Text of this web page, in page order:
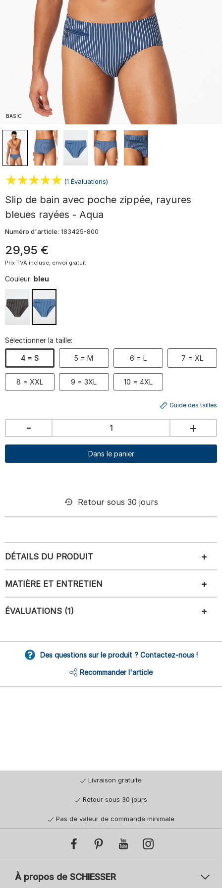
BASIC
(1 Évaluations)
Slip de bain avec poche zippée, rayures
bleues rayées - Aqua
Numéro d'article: 183425-800
29,95 €
Prix TVA incluse, envoi gratuit.
Couleur: bleu
Sélectionner la taille:
4 = S 5 = M 6 = L 7 = XL
8 = XXL 9 = 3XL 10 = 4XL
Guide des tailles
- +
Dans le panier
Retour sous 30 jours
DÉTAILS DU PRODUIT
MATIÈRE ET ENTRETIEN
ÉVALUATIONS (1)
Des questions sur le produit ? Contactez-nous !
Recommander l'article
Livraison gratuite
Retour sous 30 jours
Pas de valeur de commande minimale
À propos de SCHIESSER